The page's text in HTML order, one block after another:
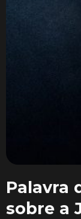
Palavra
sobre a